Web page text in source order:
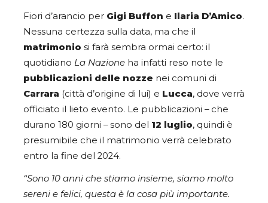
Fiori d’arancio per Gigi Buffon e Ilaria D’Amico.
Nessuna certezza sulla data, ma che il
matrimonio si farà sembra ormai certo: il
quotidiano La Nazione ha infatti reso note le
pubblicazioni delle nozze nei comuni di
Carrara (città d’origine di lui) e Lucca, dove verrà
officiato il lieto evento. Le pubblicazioni – che
durano 180 giorni – sono del 12 luglio, quindi è
presumibile che il matrimonio verrà celebrato
entro la fine del 2024.
“Sono 10 anni che stiamo insieme, siamo molto
sereni e felici, questa è la cosa più importante.